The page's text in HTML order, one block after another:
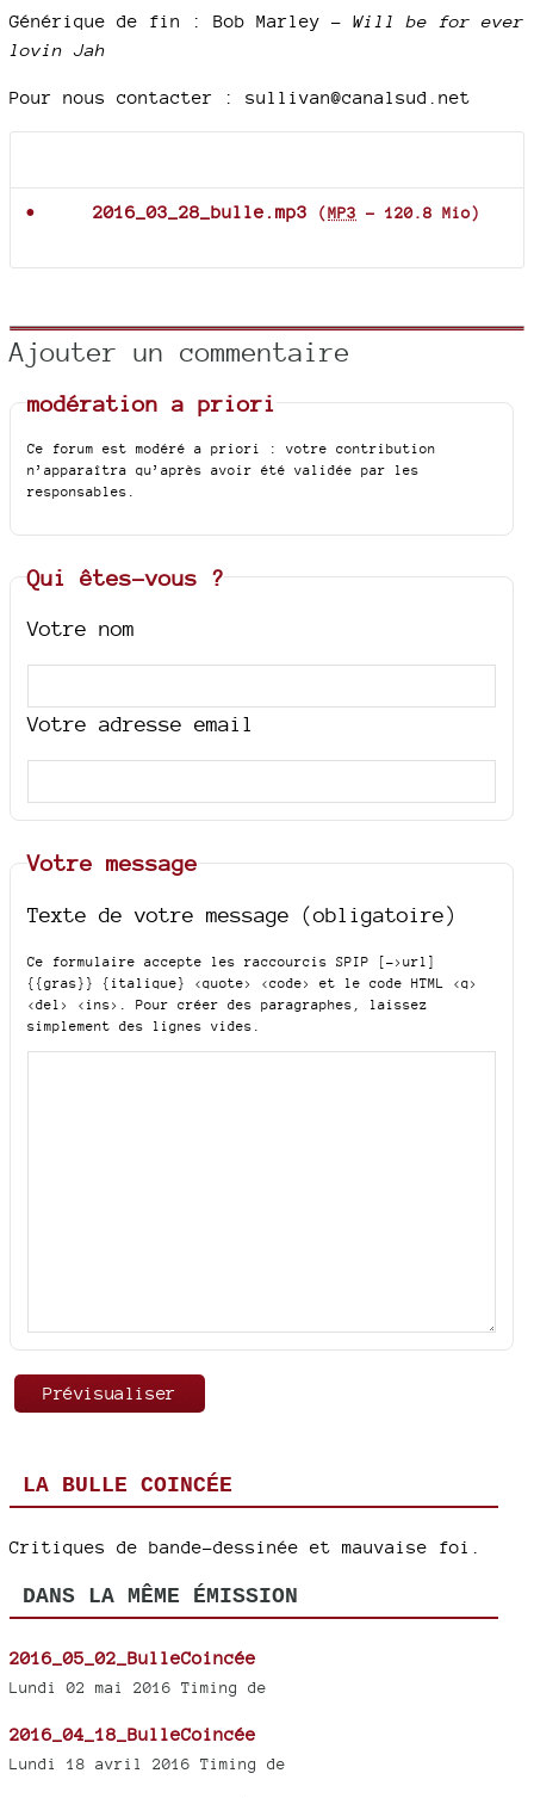
Générique de fin : Bob Marley – Will be for ever
lovin Jah
Pour nous contacter : sullivan@canalsud.net
2016_03_28_bulle.mp3 (MP3 - 120.8 Mio)
Ajouter un commentaire
modération a priori
Ce forum est modéré a priori : votre contribution
n’apparaîtra qu’après avoir été validée par les
responsables.
Qui êtes-vous ?
Votre nom
Votre adresse email
Votre message
Texte de votre message (obligatoire)
Ce formulaire accepte les raccourcis SPIP
[->url]
{{gras}} {italique} <quote> <code>
et le code HTML <q>
<del> <ins>
. Pour créer des paragraphes, laissez
simplement des lignes vides.
LA BULLE COINCÉE
Critiques de bande-dessinée et mauvaise foi.
DANS LA MÊME ÉMISSION
2016_05_02_BulleCoincée
Lundi 02 mai 2016 Timing de
2016_04_18_BulleCoincée
Lundi 18 avril 2016 Timing de